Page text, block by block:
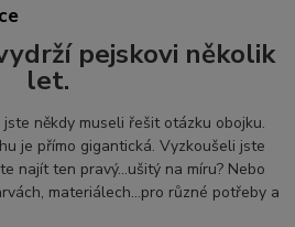
pejskovi několik
let.
někdy museli řešit otázku obojku.
je přímo gigantická. Vyzkoušeli jste
najít ten pravý...ušitý na míru? Nebo
materiálech...pro různé potřeby a